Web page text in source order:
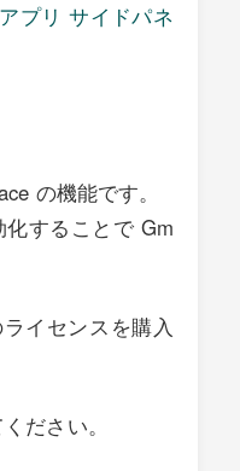
プリ サイドパネ
の機能です。
化することで Gm
イセンスを購入
ださい。